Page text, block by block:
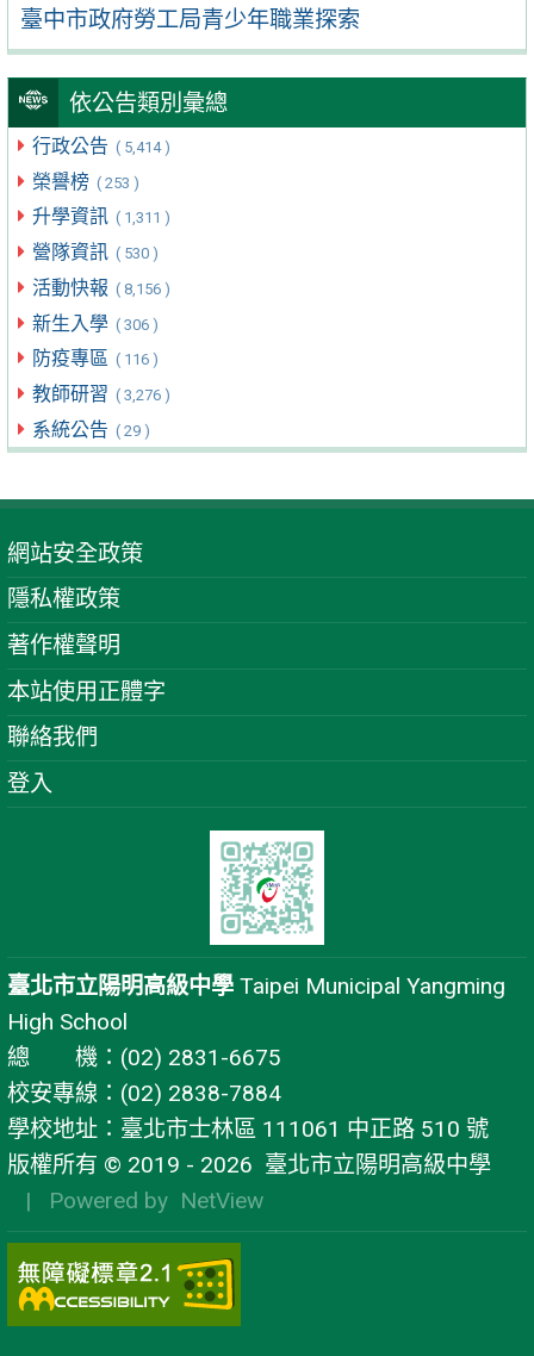
臺中市政府勞工局青少年職業探索
依公告類別彙總
行政公告 ( 5,414 )
榮譽榜 ( 253 )
升學資訊 ( 1,311 )
營隊資訊 ( 530 )
活動快報 ( 8,156 )
新生入學 ( 306 )
防疫專區 ( 116 )
教師研習 ( 3,276 )
系統公告 ( 29 )
網站安全政策
隱私權政策
著作權聲明
本站使用正體字
聯絡我們
登入
臺北市立陽明高級中學 Taipei Municipal Yangming
High School
總 機：(02) 2831-6675
校安專線：(02) 2838-7884
學校地址：臺北市士林區 111061 中正路 510 號
版權所有 © 2019 - 2026 臺北市立陽明高級中學
| Powered by NetView